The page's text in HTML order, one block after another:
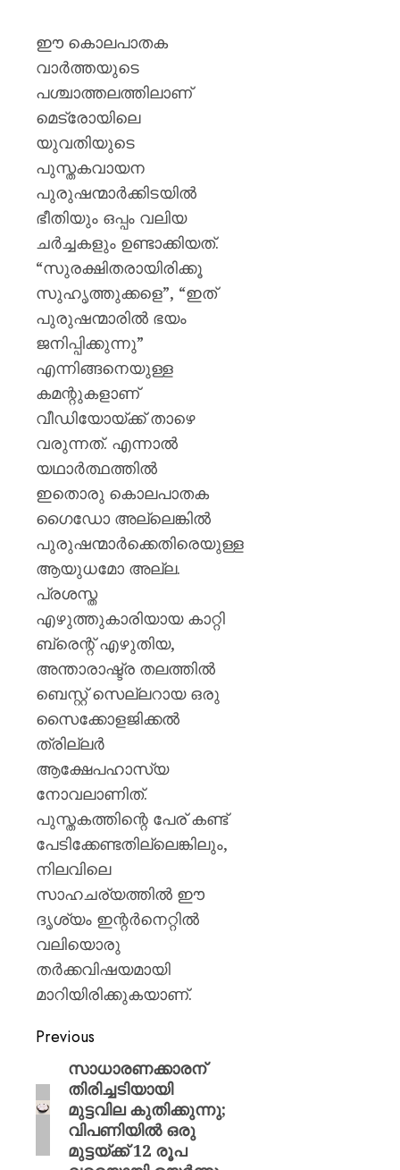
ഈ കൊലപാതക
വാർത്തയുടെ
പശ്ചാത്തലത്തിലാണ്
മെട്രോയിലെ
യുവതിയുടെ
പുസ്തകവായന
പുരുഷന്മാർക്കിടയിൽ
ഭീതിയും ഒപ്പം വലിയ
ചർച്ചകളും ഉണ്ടാക്കിയത്.
“സുരക്ഷിതരായിരിക്കൂ
സുഹൃത്തുക്കളെ”, “ഇത്
പുരുഷന്മാരിൽ ഭയം
ജനിപ്പിക്കുന്നു”
എന്നിങ്ങനെയുള്ള
കമന്റുകളാണ്
വീഡിയോയ്ക്ക് താഴെ
വരുന്നത്. എന്നാൽ
യഥാർത്ഥത്തിൽ
ഇതൊരു കൊലപാതക
ഗൈഡോ അല്ലെങ്കിൽ
പുരുഷന്മാർക്കെതിരെയുള്ള
ആയുധമോ അല്ല.
പ്രശസ്ത
എഴുത്തുകാരിയായ കാറ്റി
ബ്രെന്റ് എഴുതിയ,
അന്താരാഷ്ട്ര തലത്തിൽ
ബെസ്റ്റ് സെല്ലറായ ഒരു
സൈക്കോളജിക്കൽ
ത്രില്ലർ
ആക്ഷേപഹാസ്യ
നോവലാണിത്.
പുസ്തകത്തിന്റെ പേര് കണ്ട്
പേടിക്കേണ്ടതില്ലെങ്കിലും,
നിലവിലെ
സാഹചര്യത്തിൽ ഈ
ദൃശ്യം ഇന്റർനെറ്റിൽ
വലിയൊരു
തർക്കവിഷയമായി
മാറിയിരിക്കുകയാണ്.
Previous
സാധാരണക്കാരന്
തിരിച്ചടിയായി
മുട്ടവില കുതിക്കുന്നു;
വിപണിയിൽ ഒരു
മുട്ടയ്ക്ക് 12 രൂപ